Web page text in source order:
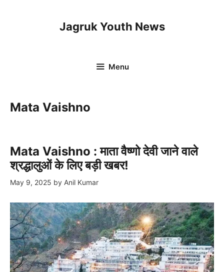
Jagruk Youth News
Menu
Mata Vaishno
Mata Vaishno : माता वैष्णो देवी जाने वाले
श्रद्धालुओं के लिए बड़ी खबर!
May 9, 2025 by Anil Kumar